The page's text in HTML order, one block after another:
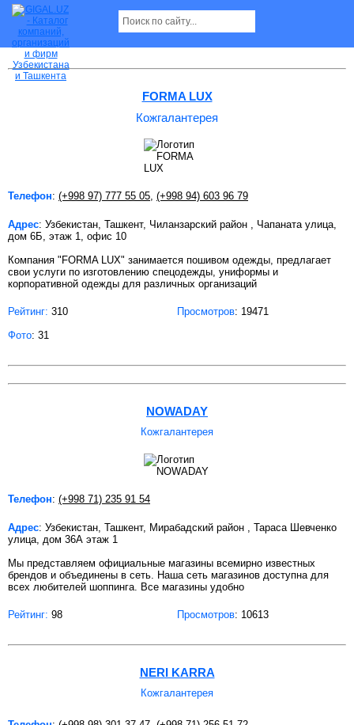
Кожгалантерея в Ташкенте
FORMA LUX
Кожгалантерея
Телефон: (+998 97) 777 55 05 (+998 94) 603 96 79
Адрес: Узбекистан, Ташкент, Чиланзарский район , Чапаната улица,
дом 6Б, этаж 1, офис 10
Компания "FORMA LUX" занимается пошивом одежды, предлагает
свои услуги по изготовлению спецодежды, униформы и
корпоративной одежды для различных организаций
Рейтинг: 310 Просмотров: 19471
Фото: 31
NOWADAY
Кожгалантерея
Телефон: (+998 71) 235 91 54
Адрес: Узбекистан, Ташкент, Мирабадский район , Тараса Шевченко
улица, дом 36А этаж 1
Мы представляем официальные магазины всемирно известных
брендов и объединены в сеть. Наша сеть магазинов доступна для
всех любителей шоппинга. Все магазины удобно
Рейтинг: 98 Просмотров: 10613
NERI KARRA
Кожгалантерея